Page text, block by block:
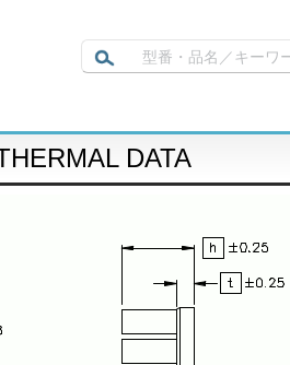
DATA